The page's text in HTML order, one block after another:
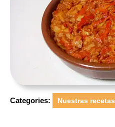
Categories: Nuestras recetas